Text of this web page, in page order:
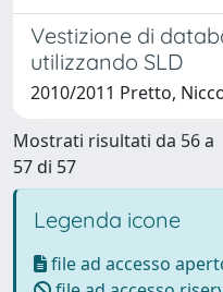
Vestizione di
utilizzando SLD
2010/2011 Pretto,
Mostrati risultati da 56 a
57 di 57
Legenda icone
file ad accesso